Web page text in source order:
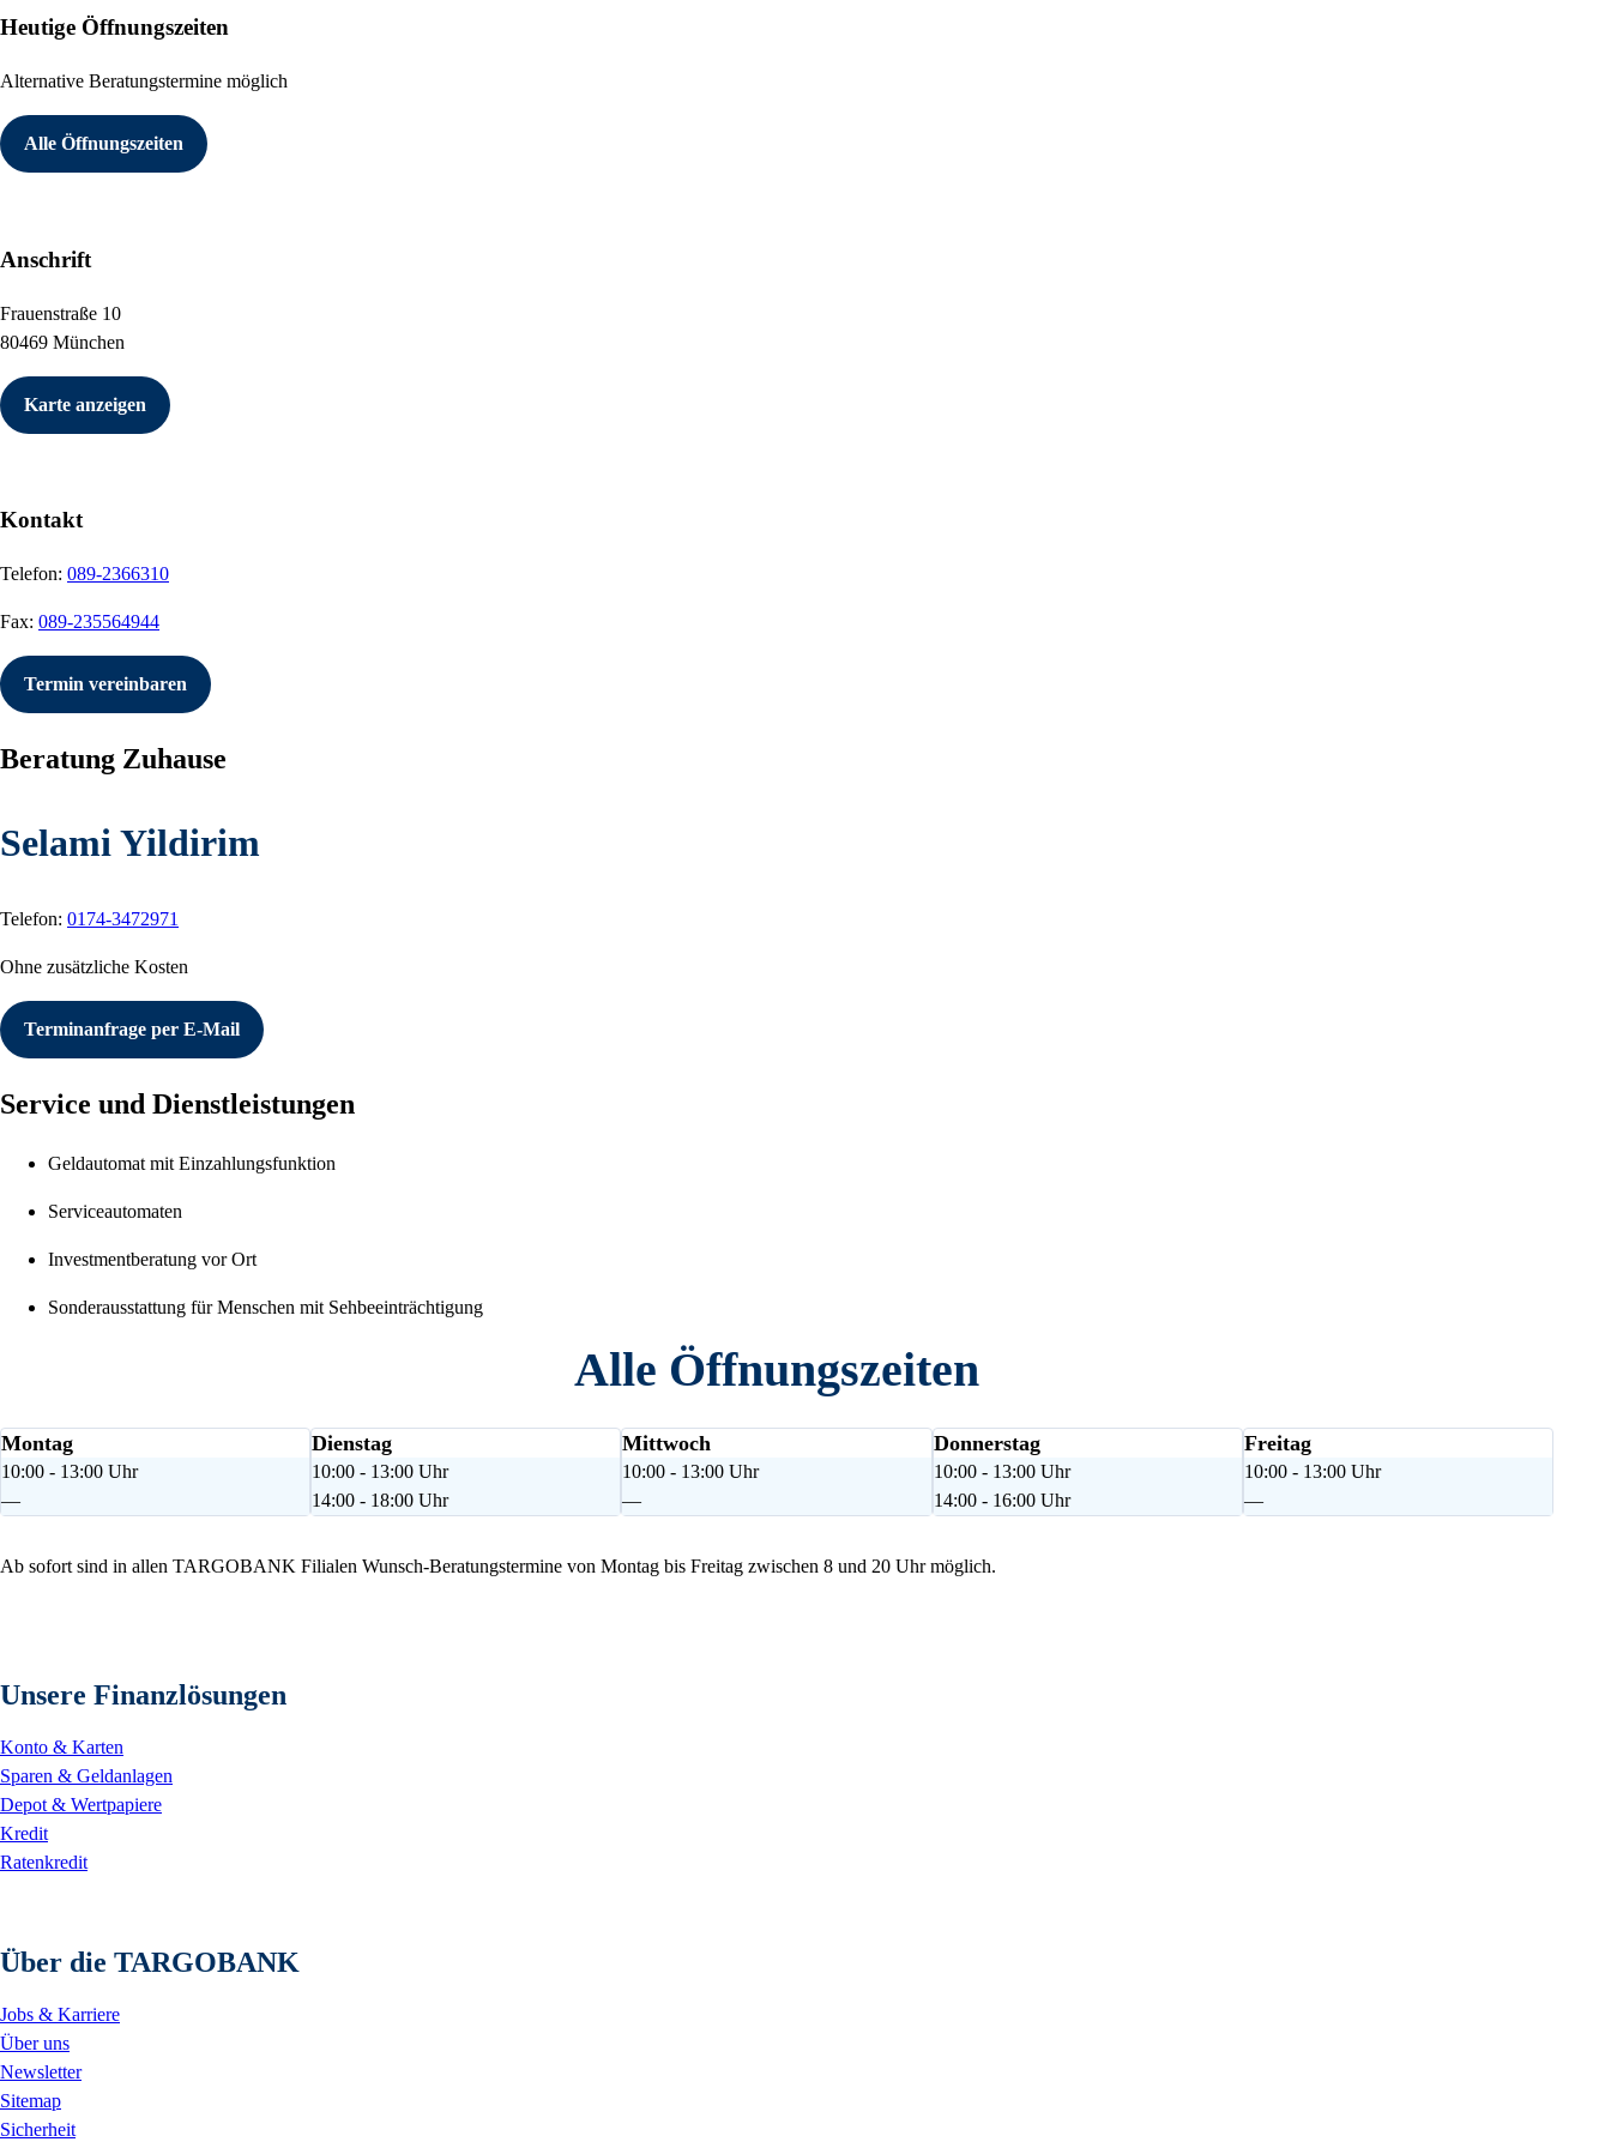
Heutige Öffnungszeiten
Alternative Beratungstermine möglich
Alle Öffnungszeiten
Anschrift
Frauenstraße 10
80469 München
Karte anzeigen
Kontakt
Telefon: 089-2366310
Fax: 089-235564944
Termin vereinbaren
Beratung Zuhause
Selami Yildirim
Telefon: 0174-3472971
Ohne zusätzliche Kosten
Terminanfrage per E-Mail
Service und Dienstleistungen
Geldautomat mit Einzahlungsfunktion
Serviceautomaten
Investmentberatung vor Ort
Sonderausstattung für Menschen mit Sehbeeinträchtigung
Alle Öffnungszeiten
Montag
10:00 - 13:00 Uhr
—
Dienstag
10:00 - 13:00 Uhr
14:00 - 18:00 Uhr
Mittwoch
10:00 - 13:00 Uhr
—
Donnerstag
10:00 - 13:00 Uhr
14:00 - 16:00 Uhr
Freitag
10:00 - 13:00 Uhr
—
Ab sofort sind in allen TARGOBANK Filialen Wunsch-Beratungstermine von Montag bis Freitag zwischen 8 und 20 Uhr möglich.
Unsere Finanzlösungen
Konto & Karten
Sparen & Geldanlagen
Depot & Wertpapiere
Kredit
Ratenkredit
Über die TARGOBANK
Jobs & Karriere
Über uns
Newsletter
Sitemap
Sicherheit